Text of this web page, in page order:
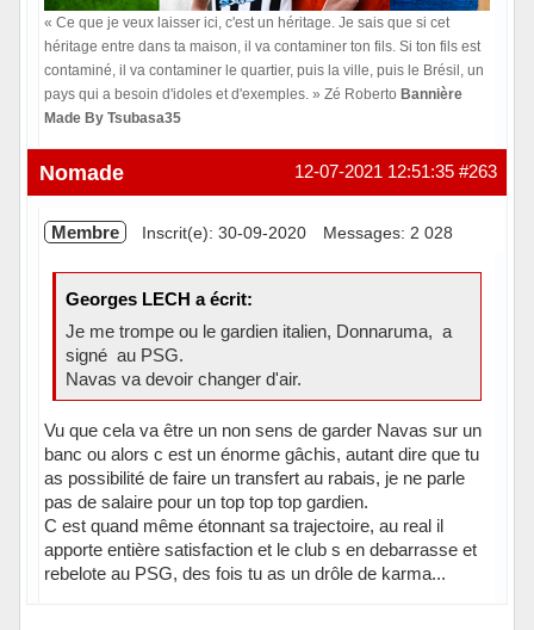
« Ce que je veux laisser ici, c'est un héritage. Je sais que si cet
héritage entre dans ta maison, il va contaminer ton fils. Si ton fils est
contaminé, il va contaminer le quartier, puis la ville, puis le Brésil, un
pays qui a besoin d'idoles et d'exemples. » Zé Roberto Bannière
Made By Tsubasa35
Hors ligne #263
12-07-2021 12:51:35
Nomade
Membre Inscrit(e): 30-09-2020 Messages: 2 028
Georges LECH a écrit:
Je me trompe ou le gardien italien, Donnaruma, a
signé au PSG.
Navas va devoir changer d'air.
Vu que cela va être un non sens de garder Navas sur un
banc ou alors c est un énorme gâchis, autant dire que tu
as possibilité de faire un transfert au rabais, je ne parle
pas de salaire pour un top top top gardien.
C est quand même étonnant sa trajectoire, au real il
apporte entière satisfaction et le club s en debarrasse et
rebelote au PSG, des fois tu as un drôle de karma...